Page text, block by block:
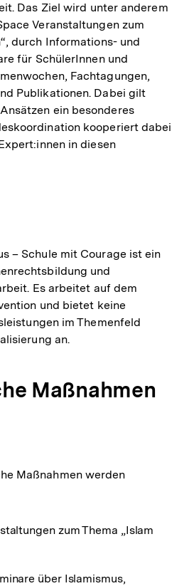
Das Ziel wird unter anderem
Veranstaltungen zum
durch Informations- und
für SchülerInnen und
Fachtagungen,
Publikationen. Dabei gilt
ein besonderes
kooperiert dabei
in diesen
– Schule mit Courage ist ein
und
Es arbeitet auf dem
und bietet keine
im Themenfeld
an.
Maßnahmen
Maßnahmen werden
zum Thema „Islam
über Islamismus,